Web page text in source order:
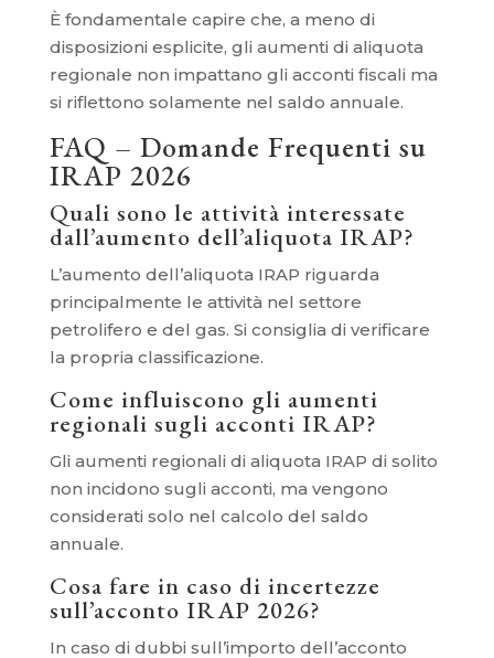
È fondamentale capire che, a meno di
disposizioni esplicite, gli aumenti di aliquota
regionale non impattano gli acconti fiscali ma
si riflettono solamente nel saldo annuale.
FAQ – Domande Frequenti su
IRAP 2026
Quali sono le attività interessate
dall’aumento dell’aliquota IRAP?
L’aumento dell’aliquota IRAP riguarda
principalmente le attività nel settore
petrolifero e del gas. Si consiglia di verificare
la propria classificazione.
Come influiscono gli aumenti
regionali sugli acconti IRAP?
Gli aumenti regionali di aliquota IRAP di solito
non incidono sugli acconti, ma vengono
considerati solo nel calcolo del saldo
annuale.
Cosa fare in caso di incertezze
sull’acconto IRAP 2026?
In caso di dubbi sull’importo dell’acconto